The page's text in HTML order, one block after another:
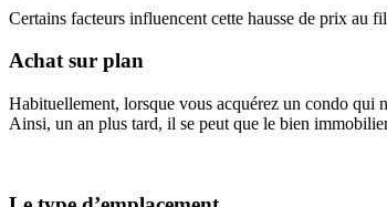
Certains facteurs influencent cette hausse de prix au
Achat sur plan
Habituellement, lorsque vous acquérez un condo qui
Ainsi, un an plus tard, il se peut que le bien